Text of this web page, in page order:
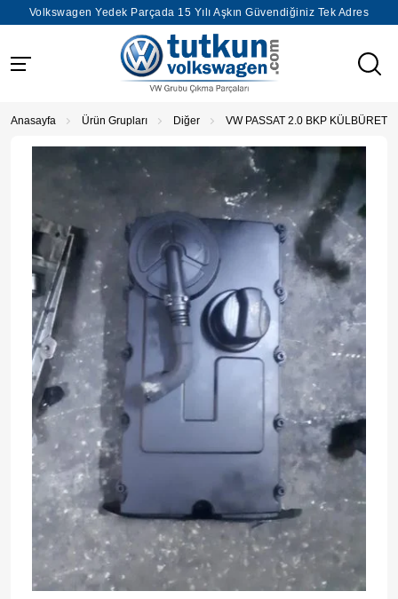
Volkswagen Yedek Parçada 15 Yılı Aşkın Güvendiğiniz Tek Adres
Anasayfa Ürün Grupları Diğer VW PASSAT 2.0 BKP